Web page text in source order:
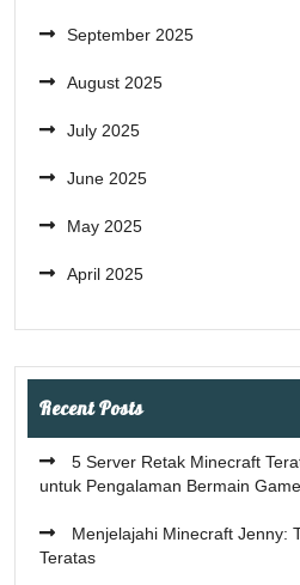
September 2025
August 2025
July 2025
June 2025
May 2025
April 2025
Recent Posts
5 Server Retak Minecraft
untuk Pengalaman Bermain
Menjelajahi Minecraft Jenny:
Teratas